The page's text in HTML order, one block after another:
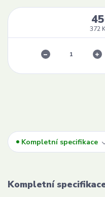
372
Kompletní specifikace
Kompletní